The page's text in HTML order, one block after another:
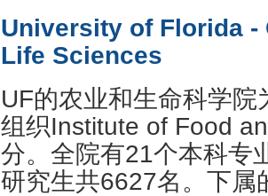
University of Florida
Life Sciences
UF的农业和生命科学
组织Institute of Food
分。全院有21个本科专
研究生共6627名。下属